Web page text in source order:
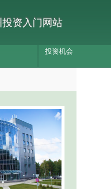
资入门网站
投资机会